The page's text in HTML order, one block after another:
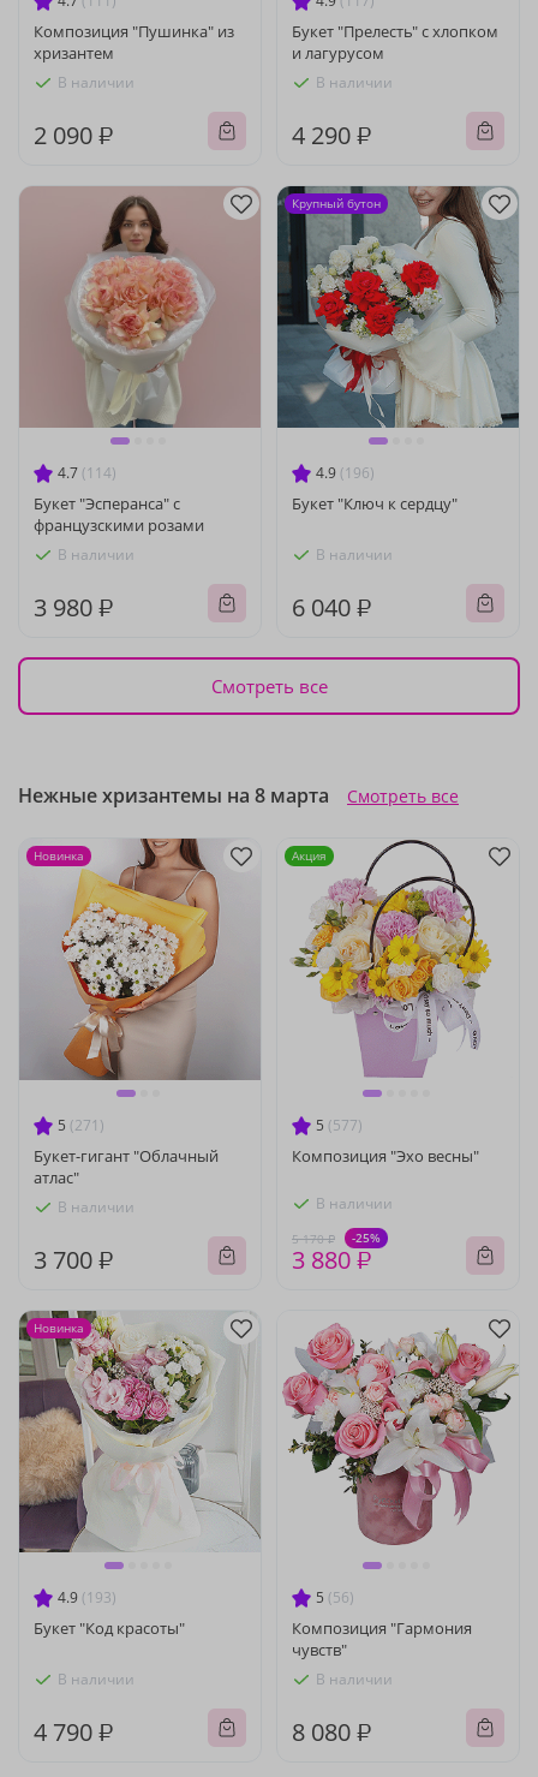
Композиция "Пушинка" из
хризантем
В наличии
2 090 ₽
Букет "Прелесть" с хлопком
и лагурусом
В наличии
4 290 ₽
4.7 (114)
Букет "Эсперанса" с
французскими розами
В наличии
3 980 ₽
4.9 (196)
Букет "Ключ к сердцу"
В наличии
6 040 ₽
Крупный бутон
Смотреть все
Нежные хризантемы на 8 марта Смотреть все
5 (271)
Букет-гигант "Облачный
атлас"
В наличии
3 700 ₽
Новинка
5 (577)
Композиция "Эхо весны"
В наличии
5 170 ₽ -25%
3 880 ₽
Акция
4.9 (193)
Букет "Код красоты"
В наличии
4 790 ₽
Новинка
5 (56)
Композиция "Гармония
чувств"
В наличии
8 080 ₽